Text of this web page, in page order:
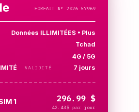
FORFAIT N° 2026-57969
Données ILLIMITÉES • Plus
Tchad
4G / 5G
VALIDITÉ 7 jours
1 296.99 $
42.43$ par jour